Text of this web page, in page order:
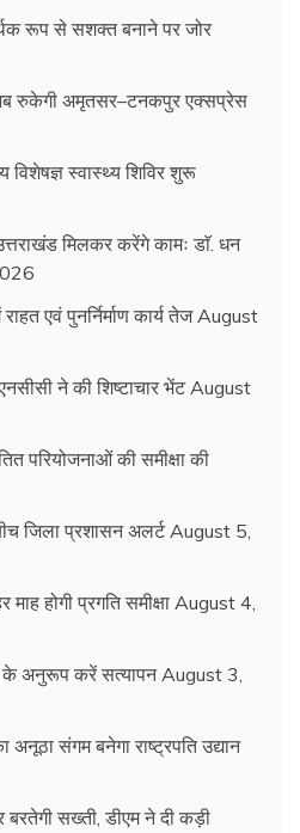
रूप से सशक्त बनाने पर जोर
रुकेगी अमृतसर–टनकपुर एक्सप्रेस
विशेषज्ञ स्वास्थ्य शिविर शुरू
मिलकर करेंगे कामः डाॅ. धन
एवं पुनर्निर्माण कार्य तेज August
ने की शिष्टाचार भेंट August
परियोजनाओं की समीक्षा की
जिला प्रशासन अलर्ट August 5,
होगी प्रगति समीक्षा August 4,
के अनुरूप करें सत्यापन August 3,
संगम बनेगा राष्ट्रपति उद्यान
बरतेगी सख्ती, डीएम ने दी कड़ी